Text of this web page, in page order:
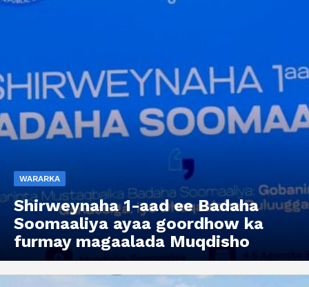
WARARKA
Shirweynaha 1-aad ee Badaha
Soomaaliya ayaa goordhow ka
furmay magaalada Muqdisho